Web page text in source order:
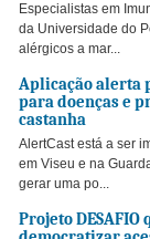
Especialistas em
da Universidade do
alérgicos a mar...
Aplicação alerta
para doenças e
castanha
AlertCast está a ser
em Viseu e na
gerar uma po...
Projeto DESAFIO